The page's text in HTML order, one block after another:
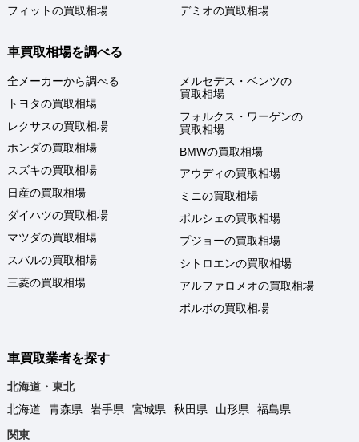
フィットの買取相場
デミオの買取相場
車買取相場を調べる
全メーカーから調べる
トヨタの買取相場
レクサスの買取相場
ホンダの買取相場
スズキの買取相場
日産の買取相場
ダイハツの買取相場
マツダの買取相場
スバルの買取相場
三菱の買取相場
メルセデス・ベンツの
買取相場
フォルクス・ワーゲンの
買取相場
BMWの買取相場
アウディの買取相場
ミニの買取相場
ポルシェの買取相場
プジョーの買取相場
シトロエンの買取相場
アルファロメオの買取相場
ボルボの買取相場
車買取業者を探す
北海道・東北
北海道
青森県 岩手県 宮城県 秋田県 山形県
福島県
関東